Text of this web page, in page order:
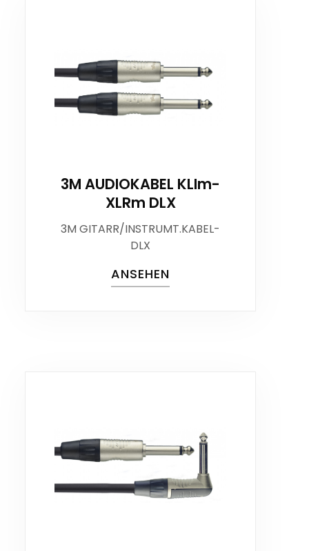
3M AUDIOKABEL KLIm-
XLRm DLX
3M GITARR/INSTRUMT.KABEL-
DLX
ANSEHEN